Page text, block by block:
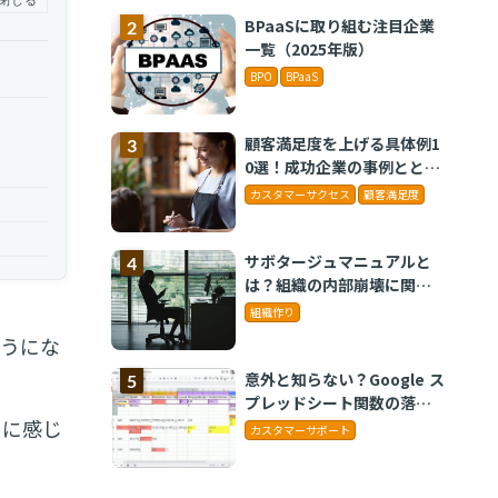
にな
感じ
BPaaSに取り組む注目企業
一覧（2025年版）
BPO BPaaS
顧客満足度を上げる具体例1
0選！成功企業の事例ととも
に解説
カスタマーサクセス 顧客満足度
サボタージュマニュアルと
は？組織の内部崩壊に関す
るバイブル
組織作り
意外と知らない？Google ス
プレッドシート関数の落と
し穴 ～集計作業を効率化
カスタマーサポート